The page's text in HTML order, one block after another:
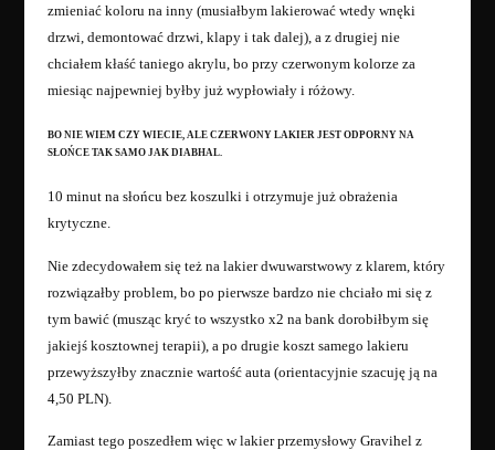
zmieniać koloru na inny (musiałbym lakierować wtedy wnęki
drzwi, demontować drzwi, klapy i tak dalej), a z drugiej nie
chciałem kłaść taniego akrylu, bo przy czerwonym kolorze za
miesiąc najpewniej byłby już wypłowiały i różowy.
BO NIE WIEM CZY WIECIE, ALE CZERWONY LAKIER JEST ODPORNY NA
SŁOŃCE TAK SAMO JAK DIABHAL.
10 minut na słońcu bez koszulki i otrzymuje już obrażenia
krytyczne.
Nie zdecydowałem się też na lakier dwuwarstwowy z klarem, który
rozwiązałby problem, bo po pierwsze bardzo nie chciało mi się z
tym bawić (musząc kryć to wszystko x2 na bank dorobiłbym się
jakiejś kosztownej terapii), a po drugie koszt samego lakieru
przewyższyłby znacznie wartość auta (orientacyjnie szacuję ją na
4,50 PLN).
Zamiast tego poszedłem więc w lakier przemysłowy Gravihel z